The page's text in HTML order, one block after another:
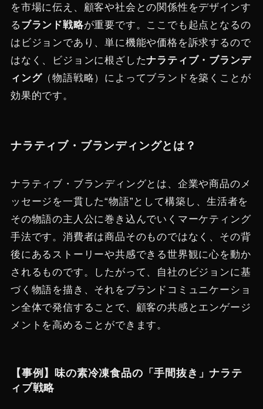
を市場に伝え、顧客や社会との関係性をデザインす
る ブランド戦略が重要です。ここでも起点となるの
はビジョンであり、単に機能や価格を訴求するので
はなく、ビジョンに根ざしたナラティブ・ブランデ
ィング（物語戦略）によってブランドを築くことが
効果的です。
ナラティブ・ブランディングとは？
ナラティブ・ブランディングとは、企業や商品のメ
ッセージを一貫した“物語”として構築し、生活者を
その物語の主人公に巻き込んでいくマーケティング
手法です。消費者は商品そのものではなく、その背
後にあるストーリーや共感できる世界観に心を動か
されるものです。したがって、自社のビジョンに基
づく物語を描き、それをブランドコミュニケーショ
ン全体で発信することで、顧客の共感とエンゲージ
メントを高めることができます​。
【事例】味の素冷凍食品の「手間抜き」ナラテ
ィブ戦略